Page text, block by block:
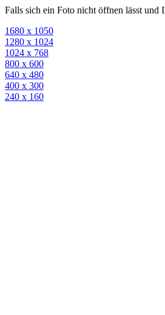
Falls sich ein Foto nicht öffnen lässt und
1680 x 1050
1280 x 1024
1024 x 768
800 x 600
640 x 480
400 x 300
240 x 160